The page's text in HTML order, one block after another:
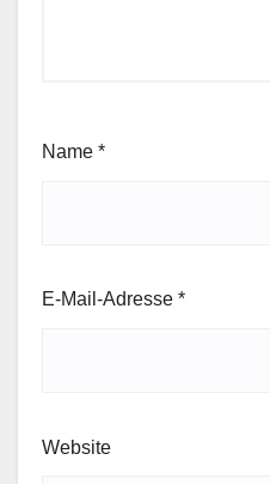
Name *
E-Mail-Adresse *
Website